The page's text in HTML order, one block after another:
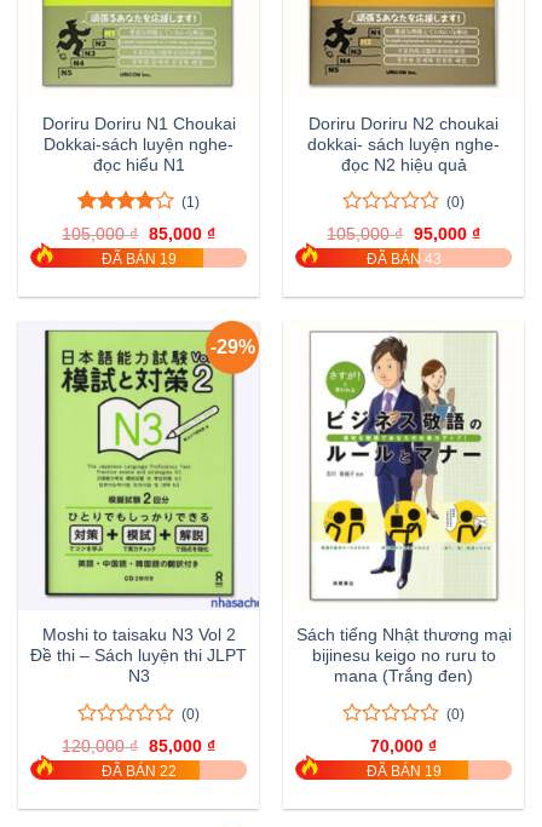
Doriru Doriru N1 Choukai
Dokkai-sách luyện nghe-
đọc hiểu N1
4.00trên
5
1
đánh
giá
(1)
105,000₫ Giá
gốc
là:
85,000 ₫Giá
hiện
tại
85,000 ₫.
ĐÃ BÁN 19
Doriru Doriru N2 choukai
dokkai- sách luyện nghe-
đọc N2 hiệu quả
0
trên
5
0
(0)
105,000₫ Giá
gốc
là:
95,000 ₫Giá
hiện
tại
95,000
ĐÃ BÁN 43
-29%
Moshi to taisaku N3 Vol 2
Đề thi – Sách luyện thi JLPT
N3
0
trên
5
0
(0)
120,000₫ Giá
gốc
là:
85,000 ₫Giá
hiện
tại
85,000 ₫.
ĐÃ BÁN 22
Sách tiếng Nhật thương mại
bijinesu keigo no ruru to
mana (Trắng đen)
trên
5
(0)
70,000 ₫
ĐÃ BÁN 19